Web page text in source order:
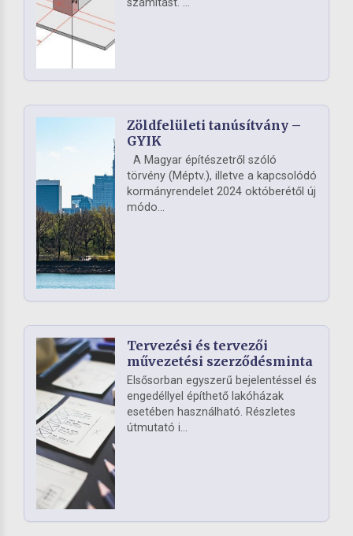
számítást. ...
Zöldfelületi tanúsítvány –
GYIK
A Magyar építészetről szóló
törvény (Méptv.), illetve a kapcsolódó
kormányrendelet 2024 októberétől új
módo...
Tervezési és tervezői
művezetési szerződésminta
Elsősorban egyszerű bejelentéssel és
engedéllyel építhető lakóházak
esetében használható. Részletes
útmutató i...